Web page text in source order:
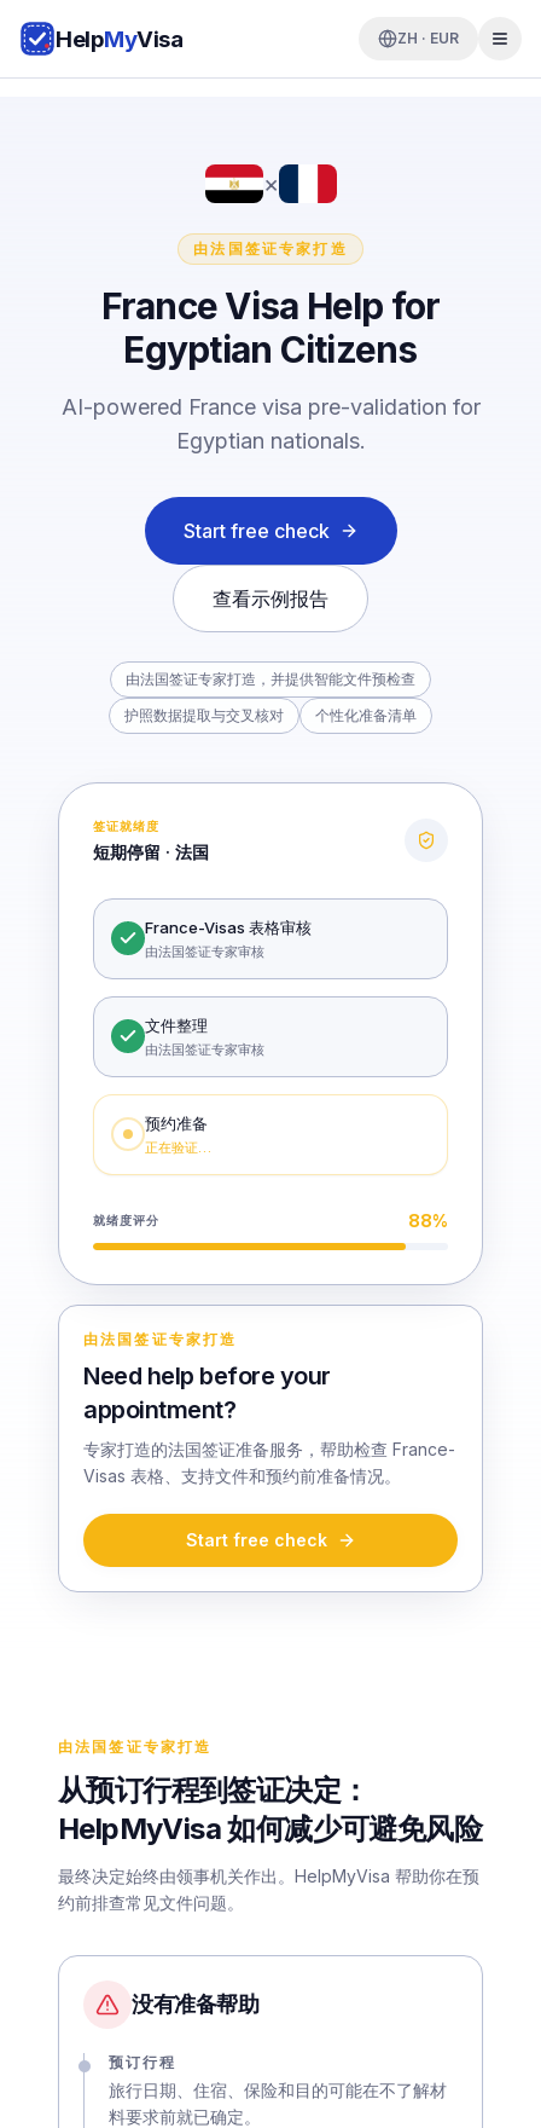
HelpMyVisa ZH · EUR
×
由法国签证专家打造
France Visa Help for
Egyptian Citizens
AI-powered France visa pre-validation for
Egyptian nationals.
Start free check
查看示例报告
由法国签证专家打造，并提供智能文件预检查
护照数据提取与交叉核对
个性化准备清单
签证就绪度
短期停留 · 法国
France-Visas 表格审核
由法国签证专家审核
文件整理
由法国签证专家审核
预约准备
正在验证…
就绪度评分 88%
由法国签证专家打造
Need help before your
appointment?
专家打造的法国签证准备服务，帮助检查 France-
Visas 表格、支持文件和预约前准备情况。
Start free check
由法国签证专家打造
从预订行程到签证决定：
HelpMyVisa 如何减少可避免风险
最终决定始终由领事机关作出。HelpMyVisa 帮助你在预
约前排查常见文件问题。
没有准备帮助
预订行程
旅行日期、住宿、保险和目的可能在不了解材
料要求前就已确定。